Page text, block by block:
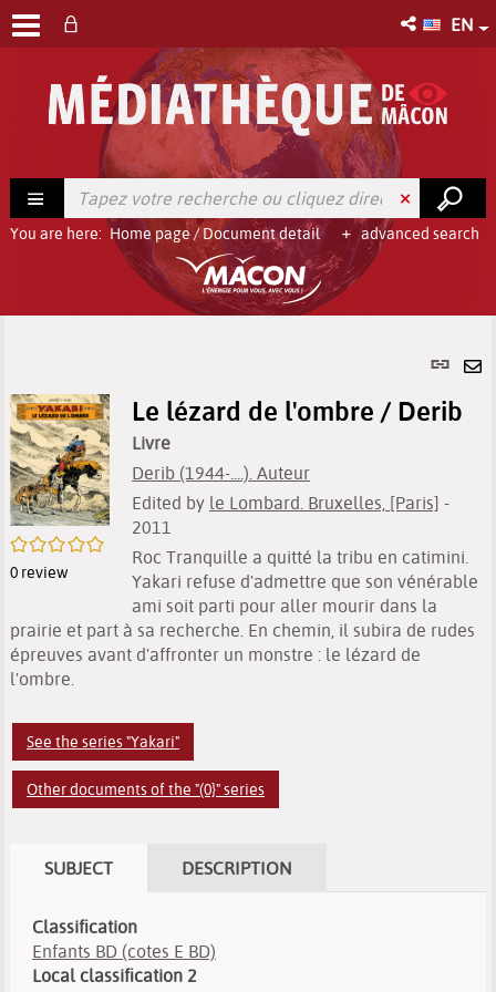
EN
advanced search
You are here: Home page/Document detail
link
/5
0 review
Le lézard de l'ombre / Derib
Livre
Derib (1944-....). Auteur
Edited by le Lombard. Bruxelles, [Paris] -
2011
Roc Tranquille a quitté la tribu en catimini.
Yakari refuse d'admettre que son vénérable
ami soit parti pour aller mourir dans la
prairie et part à sa recherche. En chemin, il subira de rudes
épreuves avant d'affronter un monstre : le lézard de
l'ombre.
See the series "Yakari"
Other documents of the "(0}" series
SUBJECT DESCRIPTION
Classification
Enfants BD (cotes E BD)
Local classification 2